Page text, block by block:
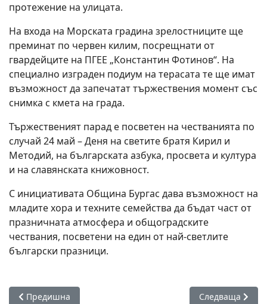
протежение на улицата.
На входа на Морската градина зрелостниците ще
преминат по червен килим, посрещнати от
гвардейците на ПГЕЕ „Константин Фотинов“. На
специално изграден подиум на терасата те ще имат
възможност да запечатат тържествения момент със
снимка с кмета на града.
Тържественият парад е посветен на честванията по
случай 24 май – Деня на светите братя Кирил и
Методий, на българската азбука, просвета и култура
и на славянската книжовност.
С инициативата Община Бургас дава възможност на
младите хора и техните семейства да бъдат част от
празничната атмосфера и общоградските
чествания, посветени на един от най-светлите
български празници.
Предишна статия: "Буки Фест" отново събра ученици,
Предишна Следваща
Следваща